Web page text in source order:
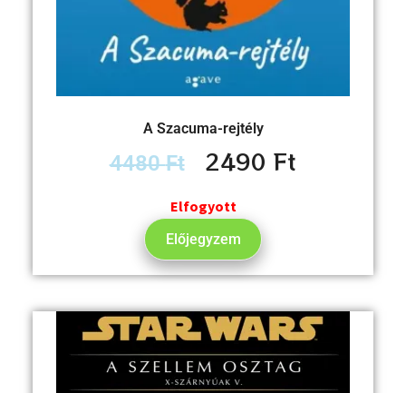
A Szacuma-rejtély
4480Ft 2490Ft
Elfogyott
Előjegyzem